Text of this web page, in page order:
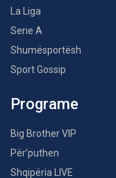
La Liga
Serie A
Shumësportësh
Sport Gossip
Programe
Big Brother VIP
Për’puthen
Shqipëria LIVE